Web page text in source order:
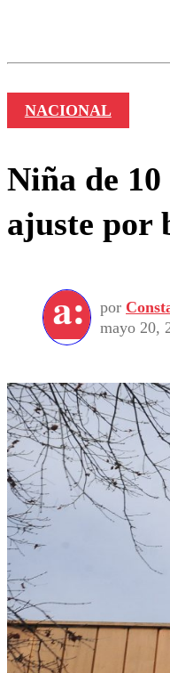
NACIONAL
Niña de
ajuste por
por
mayo 20,